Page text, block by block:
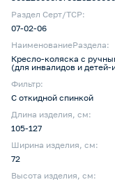
Раздел Серт/ТСР:
07-02-06
НаименованиеРаздела:
Кресло-коляска с
(для инвалидов и детей-
Фильтр:
С откидной спинкой
Длина изделия, см:
105-127
Ширина изделия, см:
72
Высота изделия, см: